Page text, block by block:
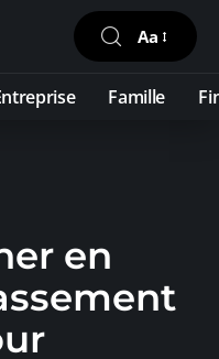
Aa
Famille
en